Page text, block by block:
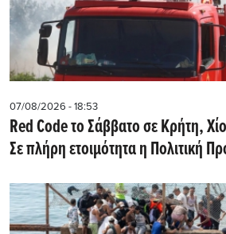
07/08/2026 - 18:53
Red Code το Σάββατο σε Κρήτη,
Σε πλήρη ετοιμότητα η Πολιτική